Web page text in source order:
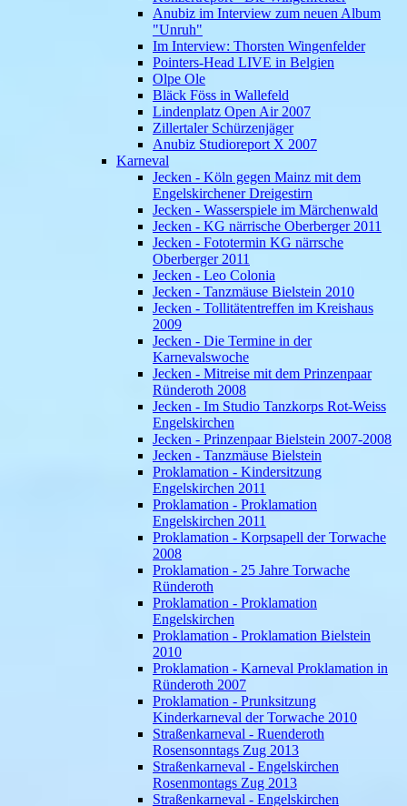
Anubiz im Interview zum neuen Album
"Unruh"
Im Interview: Thorsten Wingenfelder
Pointers-Head LIVE in Belgien
Olpe Ole
Bläck Föss in Wallefeld
Lindenplatz Open Air 2007
Zillertaler Schürzenjäger
Anubiz Studioreport X 2007
Karneval
Jecken - Köln gegen Mainz mit dem
Engelskirchener Dreigestirn
Jecken - Wasserspiele im Märchenwald
Jecken - KG närrische Oberberger 2011
Jecken - Fototermin KG närrsche
Oberberger 2011
Jecken - Leo Colonia
Jecken - Tanzmäuse Bielstein 2010
Jecken - Tollitätentreffen im Kreishaus
2009
Jecken - Die Termine in der
Karnevalswoche
Jecken - Mitreise mit dem Prinzenpaar
Ründeroth 2008
Jecken - Im Studio Tanzkorps Rot-Weiss
Engelskirchen
Jecken - Prinzenpaar Bielstein 2007-2008
Jecken - Tanzmäuse Bielstein
Proklamation - Kindersitzung
Engelskirchen 2011
Proklamation - Proklamation
Engelskirchen 2011
Proklamation - Korpsapell der Torwache
2008
Proklamation - 25 Jahre Torwache
Ründeroth
Proklamation - Proklamation
Engelskirchen
Proklamation - Proklamation Bielstein
2010
Proklamation - Karneval Proklamation in
Ründeroth 2007
Proklamation - Prunksitzung
Kinderkarneval der Torwache 2010
Straßenkarneval - Ruenderoth
Rosensonntags Zug 2013
Straßenkarneval - Engelskirchen
Rosenmontags Zug 2013
Straßenkarneval - Engelskirchen